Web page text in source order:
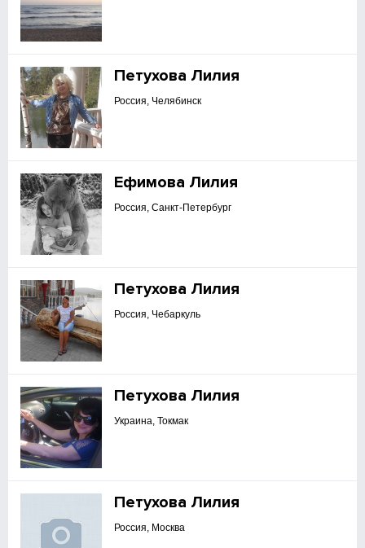
Петухова Лилия
Россия, Челябинск
Ефимова Лилия
Россия, Санкт-Петербург
Петухова Лилия
Россия, Чебаркуль
Петухова Лилия
Украина, Токмак
Петухова Лилия
Россия, Москва